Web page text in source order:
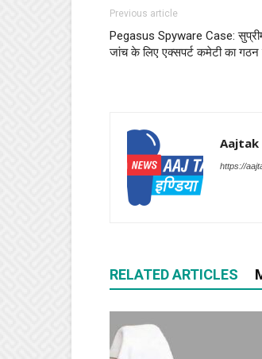
Previous article
Pegasus Spyware Case:
जांच के लिए एक्सपर्ट कमेटी का गठन
Aajtak
https://
RELATED ARTICLES